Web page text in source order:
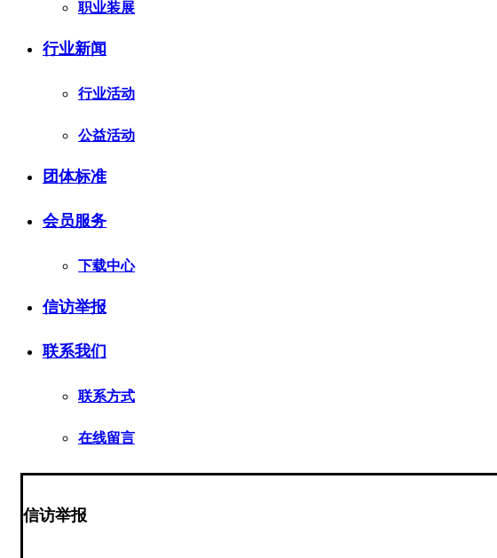
职业装展
行业新闻
行业活动
公益活动
团体标准
会员服务
下载中心
信访举报
联系我们
联系方式
在线留言
信访举报